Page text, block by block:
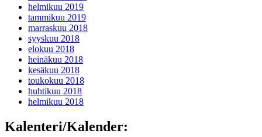
helmikuu 2019
tammikuu 2019
marraskuu 2018
syyskuu 2018
elokuu 2018
heinäkuu 2018
kesäkuu 2018
toukokuu 2018
huhtikuu 2018
helmikuu 2018
Kalenteri/Kalender: